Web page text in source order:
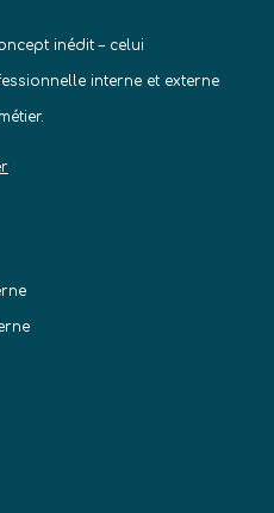
inédit – celui
interne et externe